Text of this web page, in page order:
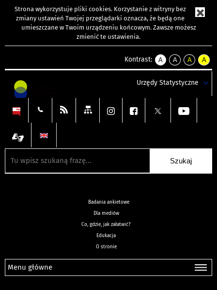
Strona wykorzystuje pliki cookies. Korzystanie z witryny bez
zmiany ustawień Twojej przeglądarki oznacza, że będą one
umieszczane w Twoim urządzeniu końcowym. Zawsze możesz
zmienić te ustawienia.
Kontrast:
A
kontrast
A
kontrast
tekst
czarnym
A
kontrast
tekst
czarnym
A
tekst
żółtym
Urzędy Statystyczne
Badania ankietowe
Dla mediów
Co, gdzie, jak załatwić?
Edukacja
O stronie
Menu główne